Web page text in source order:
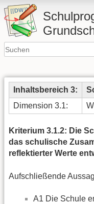
Inhaltsbereich 3:
Dimension 3.1:
Kriterium 3.1.2: Die
das schulische
reflektierter Werte
Aufschließende
A1 Die Schule